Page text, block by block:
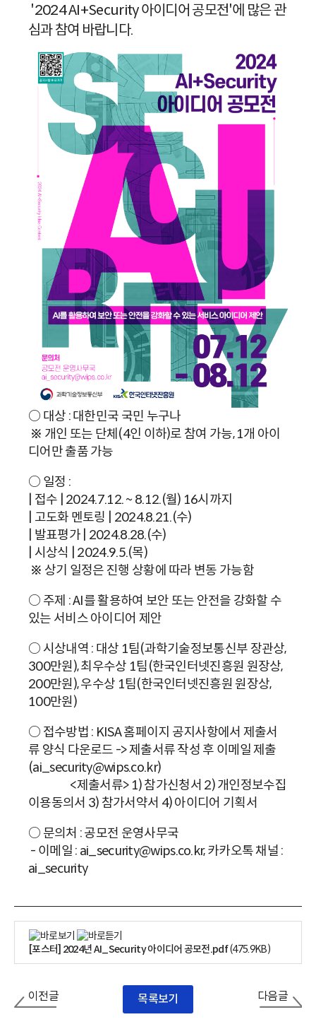
'2024 AI+Security 아이디어 공모전'에 많은 관
심과 참여 바랍니다.
○ 대상 : 대한민국 국민 누구나
※ 개인 또는 단체(4인 이하)로 참여 가능, 1개 아이
디어만 출품 가능
○ 일정 :
| 접수 | 2024.7.12. ~ 8.12.(월) 16시까지
| 고도화 멘토링 | 2024.8.21.(수)
| 발표평가 | 2024.8.28.(수)
| 시상식 | 2024.9.5.(목)
※ 상기 일정은 진행 상황에 따라 변동 가능함
○ 주제 : AI를 활용하여 보안 또는 안전을 강화할 수
있는 서비스 아이디어 제안
○ 시상내역 : 대상 1팀(과학기술정보통신부 장관상,
300만원), 최우수상 1팀(한국인터넷진흥원 원장상,
200만원), 우수상 1팀(한국인터넷진흥원 원장상,
100만원)
○ 접수방법 : KISA 홈페이지 공지사항에서 제출서
류 양식 다운로드 -> 제출서류 작성 후 이메일 제출
(ai_security@wips.co.kr)
<제출서류> 1) 참가신청서 2) 개인정보수집
이용동의서 3) 참가서약서 4) 아이디어 기획서
○ 문의처 : 공모전 운영사무국
- 이메일 : ai_security@wips.co.kr, 카카오톡 채널 :
ai_security
[포스터] 2024년 AI_Security 아이디어 공모전.pdf(475.9KB)
이전글 목록보기 다음글